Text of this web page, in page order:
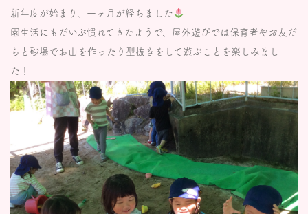
新年度が始まり、一ヶ月が経ちました
園生活にもだいぶ慣れてきたようで、屋外遊びでは保育者やお友だ
ちと砂場でお山を作ったり型抜きをして遊ぶことを楽しみまし
た！